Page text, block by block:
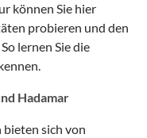
können Sie hier
probieren und den
lernen Sie die
Hadamar
sich von